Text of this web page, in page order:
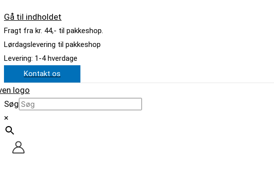
Gå til indholdet
Fragt fra kr. 44,- til pakkeshop.
Lørdagslevering til pakkeshop
Levering: 1-4 hverdage
Kontakt os
Søg
×